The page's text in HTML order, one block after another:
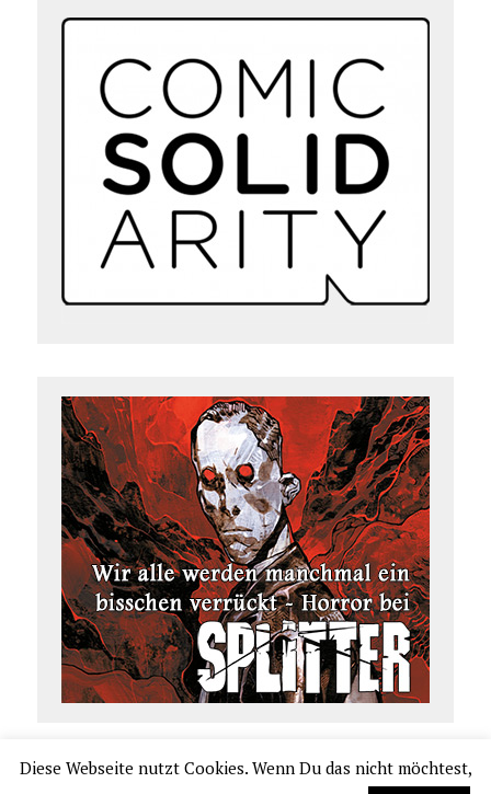
Diese Webseite nutzt Cookies. Wenn Du das nicht möchtest,